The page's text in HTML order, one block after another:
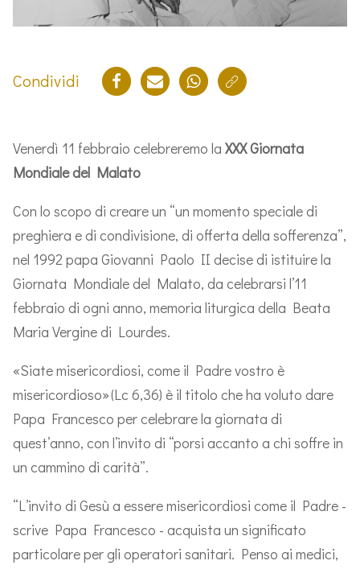
Condividi
Venerdì 11 febbraio celebreremo la XXX Giornata
Mondiale del Malato
Con lo scopo di creare un “un momento speciale di
preghiera e di condivisione, di offerta della sofferenza”,
nel 1992 papa Giovanni Paolo II decise di istituire la
Giornata Mondiale del Malato, da celebrarsi l’11
febbraio di ogni anno, memoria liturgica della Beata
Maria Vergine di Lourdes.
«Siate misericordiosi, come il Padre vostro è
misericordioso» (Lc 6,36) è il titolo che ha voluto dare
Papa Francesco per celebrare la giornata di
quest’anno, con l’invito di “porsi accanto a chi soffre in
un cammino di carità”.
“L’invito di Gesù a essere misericordiosi come il Padre -
scrive Papa Francesco - acquista un significato
particolare per gli operatori sanitari. Penso ai medici,